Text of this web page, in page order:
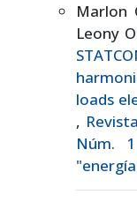
Marlon
Leony
loads
,
Núm.